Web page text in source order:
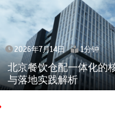
2026年7月14日 1分钟
北京餐饮仓配一体化的
与落地实践解析